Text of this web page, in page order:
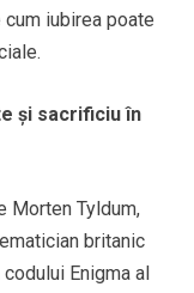
iubirea poate
și sacrificiu în
Morten Tyldum,
britanic
Enigma al